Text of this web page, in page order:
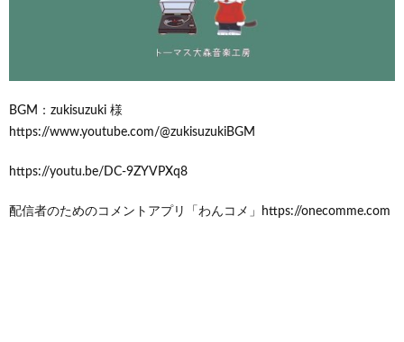
BGM：zukisuzuki 様
https://www.youtube.com/@zukisuzukiBGM
https://youtu.be/DC-9ZYVPXq8
配信者のためのコメントアプリ「わんコメ」https://onecomme.com